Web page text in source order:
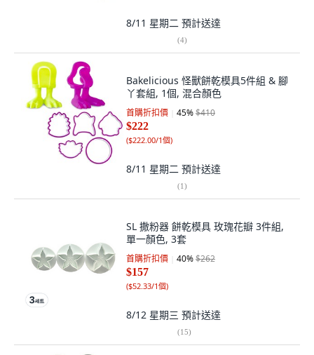
8/11 星期二 預計送達
(4)
Bakelicious 怪獸餅乾模具5件組 & 腳
丫套組, 1個, 混合顏色
首購折扣價 45%$410
$222
($222.00/1個)
8/11 星期二 預計送達
(1)
SL 撒粉器 餅乾模具 玫瑰花瓣 3件組,
單一顏色, 3套
首購折扣價 40%$262
$157
($52.33/1個)
8/12 星期三 預計送達
(15)